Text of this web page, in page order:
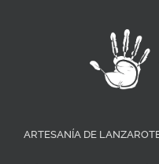
ARTESANÍA DE